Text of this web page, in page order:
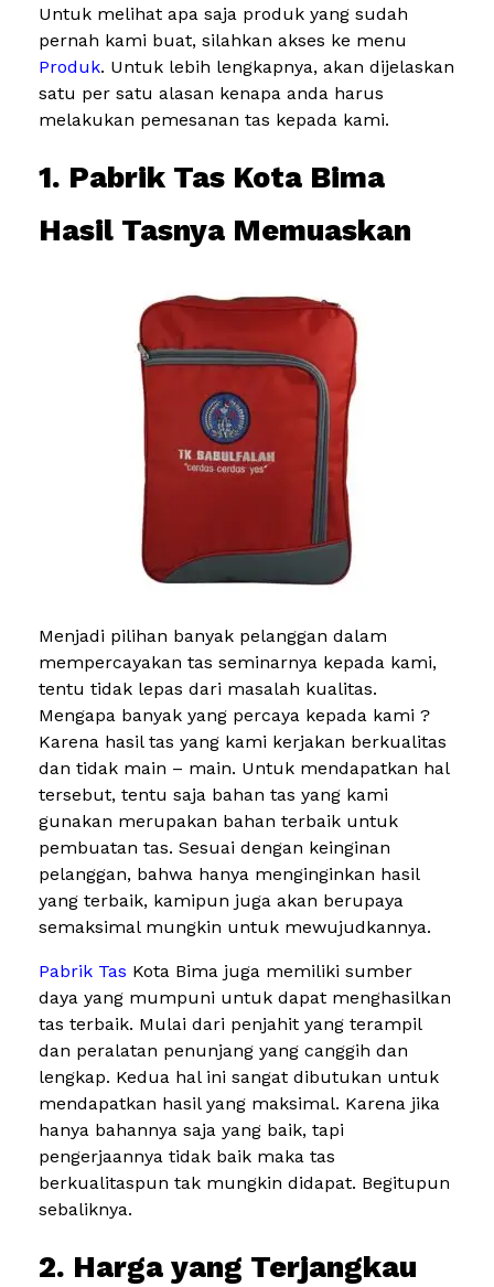
Untuk melihat apa saja produk yang sudah
pernah kami buat, silahkan akses ke menu
Produk. Untuk lebih lengkapnya, akan dijelaskan
satu per satu alasan kenapa anda harus
melakukan pemesanan tas kepada kami.
1. Pabrik Tas Kota Bima
Hasil Tasnya Memuaskan
Menjadi pilihan banyak pelanggan dalam
mempercayakan tas seminarnya kepada kami,
tentu tidak lepas dari masalah kualitas.
Mengapa banyak yang percaya kepada kami ?
Karena hasil tas yang kami kerjakan berkualitas
dan tidak main – main. Untuk mendapatkan hal
tersebut, tentu saja bahan tas yang kami
gunakan merupakan bahan terbaik untuk
pembuatan tas. Sesuai dengan keinginan
pelanggan, bahwa hanya menginginkan hasil
yang terbaik, kamipun juga akan berupaya
semaksimal mungkin untuk mewujudkannya.
Pabrik Tas Kota Bima juga memiliki sumber
daya yang mumpuni untuk dapat menghasilkan
tas terbaik. Mulai dari penjahit yang terampil
dan peralatan penunjang yang canggih dan
lengkap. Kedua hal ini sangat dibutukan untuk
mendapatkan hasil yang maksimal. Karena jika
hanya bahannya saja yang baik, tapi
pengerjaannya tidak baik maka tas
berkualitaspun tak mungkin didapat. Begitupun
sebaliknya.
2. Harga yang Terjangkau